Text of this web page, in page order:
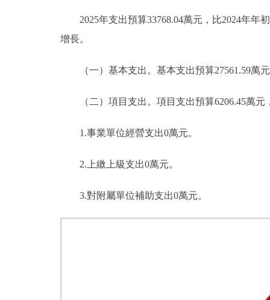
2025年支出預算33768.04萬元，比2024年年初
增長。
（一）基本支出。基本支出預算27561.59萬元
（二）項目支出。項目支出預算6206.45萬元
1.事業單位經營支出0萬元。
2.上繳上級支出0萬元。
3.對附屬單位補助支出0萬元。